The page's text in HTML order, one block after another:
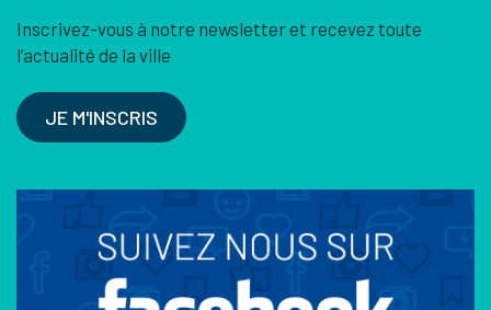
Inscrivez-vous à notre newsletter et recevez toute
l’actualité de la ville
JE M'INSCRIS